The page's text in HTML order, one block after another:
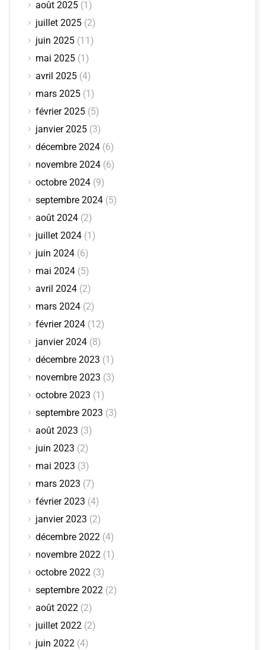
août 2025 (1)
juillet 2025 (2)
juin 2025 (11)
mai 2025 (1)
avril 2025 (4)
mars 2025 (1)
février 2025 (5)
janvier 2025 (3)
décembre 2024 (6)
novembre 2024 (6)
octobre 2024 (9)
septembre 2024 (5)
août 2024 (2)
juillet 2024 (1)
juin 2024 (6)
mai 2024 (5)
avril 2024 (2)
mars 2024 (2)
février 2024 (12)
janvier 2024 (8)
décembre 2023 (1)
novembre 2023 (3)
octobre 2023 (1)
septembre 2023 (3)
août 2023 (3)
juin 2023 (2)
mai 2023 (3)
mars 2023 (7)
février 2023 (4)
janvier 2023 (2)
décembre 2022 (4)
novembre 2022 (1)
octobre 2022 (3)
septembre 2022 (2)
août 2022 (2)
juillet 2022 (2)
juin 2022 (4)